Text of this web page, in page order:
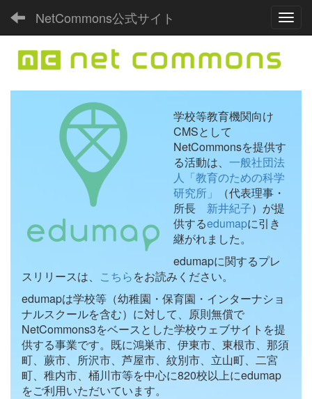
NetCommons公式サイト
学校等教育機関向け
CMSとして
NetCommonsを提供す
る活動は、 一般社団法
人「教育のための科学
研究所」
（代表理事・
所長 新井紀子）が提
供するedumapに引き
継がれました。
edumapに関するプレ
スリリースは、 こちらをお読みください。
edumapは学校等（幼稚園・保育園・インターナショ
ナルスクールを含む）に対して、原則無償で
NetCommons3をベースとした学校ウェブサイトを提
供する事業です。既に鴻巣市、伊東市、東根市、那須
町、蕨市、所沢市、芦屋市、紋別市、立山町、二宮
町、稚内市、桶川市等を中心に820校以上にedumap
をご利用いただいています。